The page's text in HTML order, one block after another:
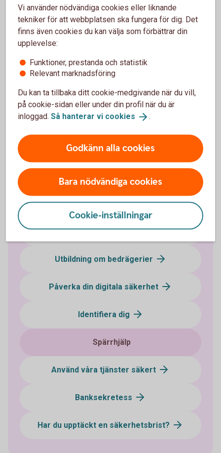
Om ditt körkort har kommit bort eller blivit stulet ska
du anmäla det till Transportstyrelsen.
Pass spärrar du hos Polisen. Ring 114 14
Anmäl/spärra körkort
(transportstyrelsen.se)
Bedrägeri och säkerhet
Bedrägerier
Anmäl bedrägeri
Vad är ett bedrägeri?
Utbildning om bedrägerier
Påverka din digitala säkerhet
Identifiera dig
Spärrhjälp
Använd våra tjänster säkert
Banksekretess
Har du upptäckt en säkerhetsbrist?
Vi använder nödvändiga cookies eller liknande
tekniker för att webbplatsen ska fungera för dig. Det
finns även cookies du kan välja som förbättrar din
upplevelse:
Funktioner, prestanda och statistik
Relevant marknadsföring
Du kan ta tillbaka ditt cookie-medgivande när du vill,
på cookie-sidan eller under din profil när du är
inloggad. Så hanterar vi cookies .
Godkänn alla cookies
Bara nödvändiga cookies
Cookie-inställningar